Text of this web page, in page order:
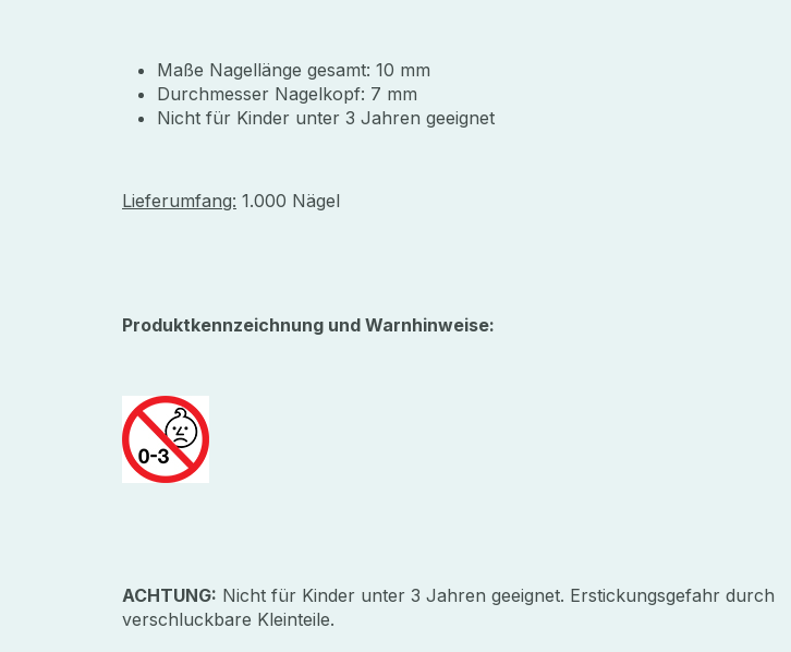
Maße Nagellänge gesamt: 10 mm
Durchmesser Nagelkopf: 7 mm
Nicht für Kinder unter 3 Jahren geeignet
Lieferumfang: 1.000 Nägel
Produktkennzeichnung und Warnhinweise:
ACHTUNG: Nicht für Kinder unter 3 Jahren geeignet. Erstickungsgefahr durch
verschluckbare Kleinteile.